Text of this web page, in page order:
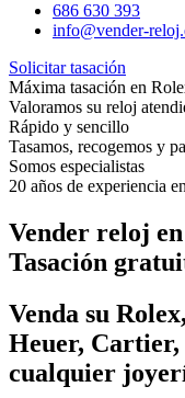
686 630 393
info@vender-
Solicitar tasación
Máxima tasación en
Valoramos su reloj
Rápido y sencillo
Tasamos, recogemos y
Somos especialistas
20 años de experiencia
Vender reloj
Tasación
Venda su
Heuer, Cartier,
cualquier